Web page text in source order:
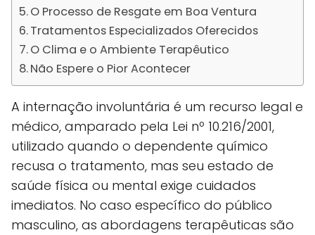
O Processo de Resgate em Boa Ventura
Tratamentos Especializados Oferecidos
O Clima e o Ambiente Terapêutico
Não Espere o Pior Acontecer
A internação involuntária é um recurso legal e
médico, amparado pela Lei nº 10.216/2001,
utilizado quando o dependente químico
recusa o tratamento, mas seu estado de
saúde física ou mental exige cuidados
imediatos. No caso específico do público
masculino, as abordagens terapêuticas são